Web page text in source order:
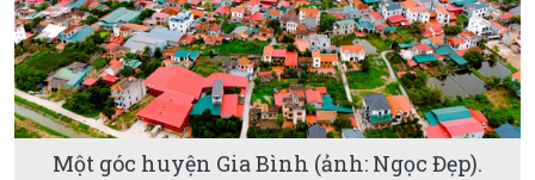
Một góc huyện Gia Bình (ảnh: Ngọc Đẹp).